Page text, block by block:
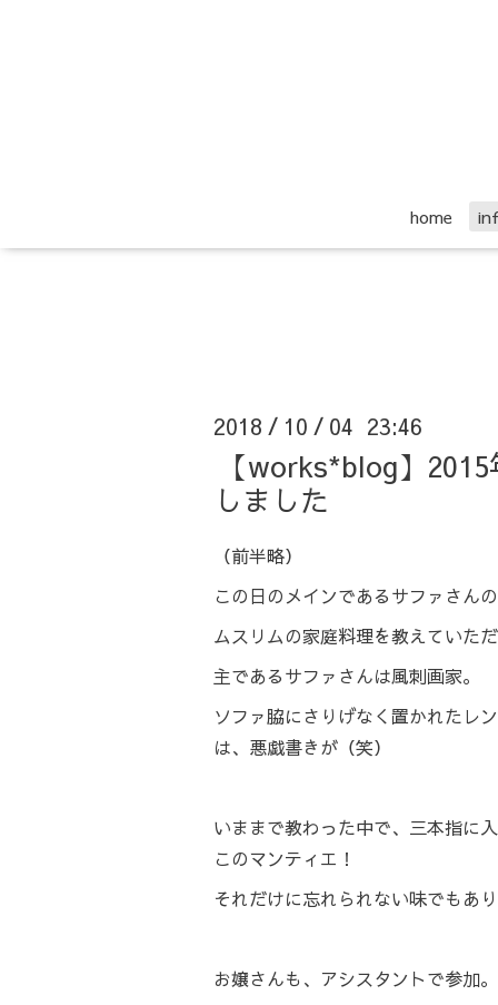
home
2018 / 10 / 04 23:46
【works*blog】
しました
（前半略）
この日のメインであるサファさんの
ムスリムの家庭料理を教えていただ
主であるサファさんは風刺画家。
ソファ脇にさりげなく置かれたレ
は、悪戯書きが（笑）
いままで教わった中で、三本指に
このマンティエ！
それだけに忘れられない味でもあり
お嬢さんも、アシスタントで参加。